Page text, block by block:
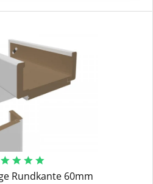
Rundkante 60mm